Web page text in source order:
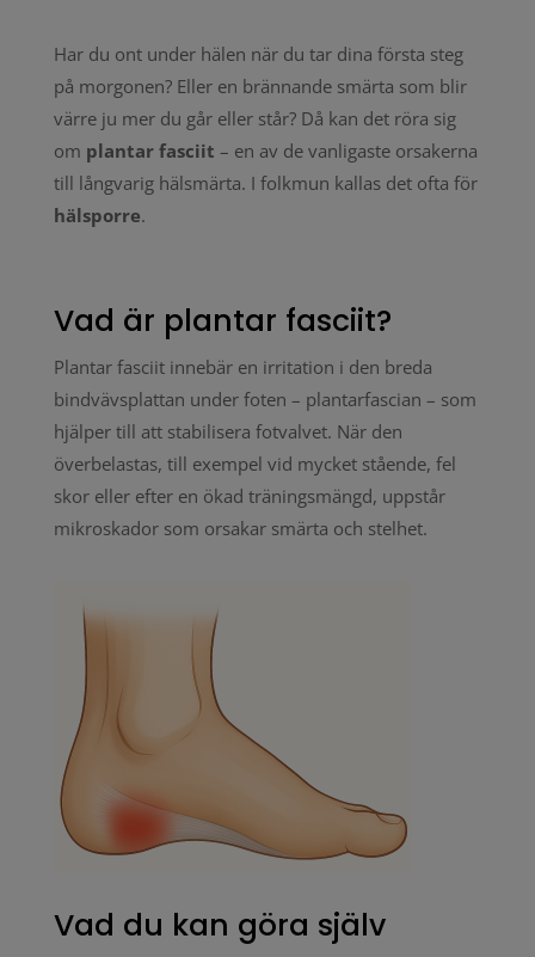
Har du ont under hälen när du tar dina första steg
på morgonen? Eller en brännande smärta som blir
värre ju mer du går eller står? Då kan det röra sig
om plantar fasciit – en av de vanligaste orsakerna
till långvarig hälsmärta. I folkmun kallas det ofta för
hälsporre.
Vad är plantar fasciit?
Plantar fasciit innebär en irritation i den breda
bindvävsplattan under foten – plantarfascian – som
hjälper till att stabilisera fotvalvet. När den
överbelastas, till exempel vid mycket stående, fel
skor eller efter en ökad träningsmängd, uppstår
mikroskador som orsakar smärta och stelhet.
Vad du kan göra själv